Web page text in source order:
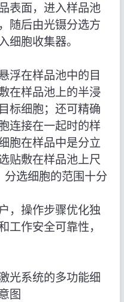
表面，进入样品池
随后由光镊分选方
细胞收集器。
浮在样品池中的目
在样品池上的半浸
标细胞；还可精确
连接在一起时的样
胞在样品中是分立
贴敷在样品池上尺
分选细胞的范围十分
，操作步骤优化独
工作安全可靠性，
光系统的多功能细
图